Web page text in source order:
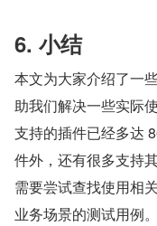
6. 小结
本文为大家介绍了一
助我们解决一些实际
支持的插件已经多达
件外，还有很多支持
需要尝试查找使用相
业务场景的测试用例。